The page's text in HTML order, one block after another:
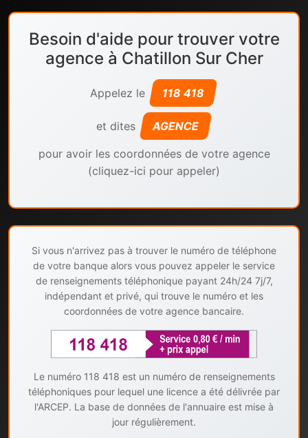
Besoin d'aide pour trouver votre
agence à Chatillon Sur Cher
Appelez le 118 418
et dites AGENCE
pour avoir les coordonnées de votre agence
(cliquez-ici pour appeler)
Si vous n'arrivez pas à trouver le numéro de téléphone
de votre banque alors vous pouvez appeler le service
de renseignements téléphonique payant 24h/24 7j/7,
indépendant et privé, qui trouve le numéro et les
coordonnées de votre agence bancaire.
Le numéro 118 418 est un numéro de renseignements
téléphoniques pour lequel une licence a été délivrée par
l'ARCEP. La base de données de l'annuaire est mise à
jour régulièrement.